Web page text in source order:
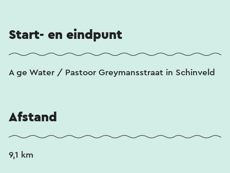
Start- en eindpunt
A ge Water / Pastoor Greymansstraat in Schinveld
Afstand
9,1 km